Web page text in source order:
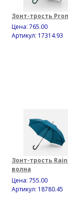
Зонт-трость
Цена: 765.00
Артикул: 17314.93
Зонт-трость
волна
Цена: 755.00
Артикул: 18780.45